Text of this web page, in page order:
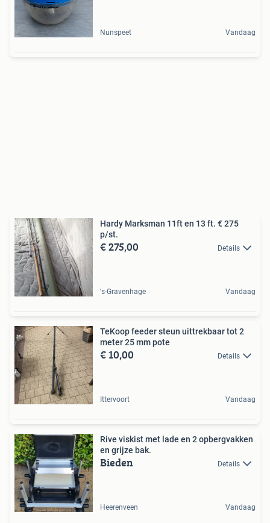
Nunspeet Vandaag
Hardy Marksman 11ft en 13 ft. € 275
p/st.
€ 275,00 Details
's-Gravenhage Vandaag
TeKoop feeder steun uittrekbaar tot 2
meter 25 mm pote
€ 10,00 Details
Ittervoort Vandaag
Rive viskist met lade en 2 opbergvakken
en grijze bak.
Bieden Details
Heerenveen Vandaag